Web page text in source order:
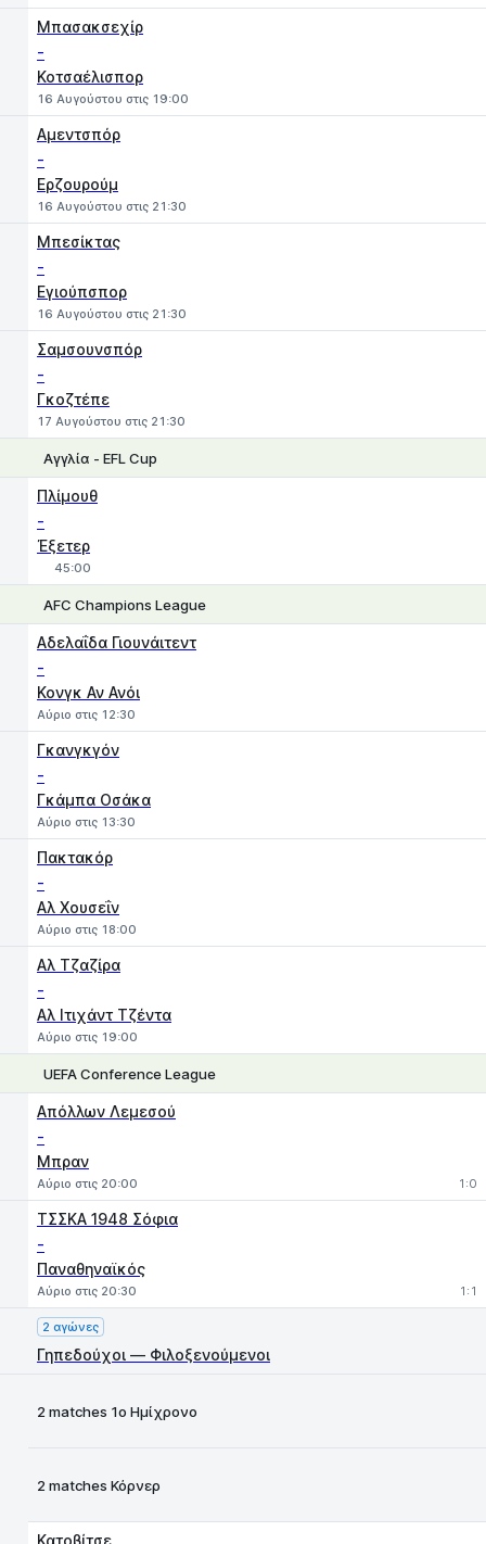
Μπασακσεχίρ
-
Κοτσαέλισπορ
16 Αυγούστου στις 19:00
Αμεντσπόρ
-
Ερζουρούμ
16 Αυγούστου στις 21:30
Μπεσίκτας
-
Εγιούπσπορ
16 Αυγούστου στις 21:30
Σαμσουνσπόρ
-
Γκοζτέπε
17 Αυγούστου στις 21:30
Αγγλία - EFL Cup
Πλίμουθ
-
Έξετερ
45:00
AFC Champions League
Αδελαΐδα Γιουνάιτεντ
-
Κονγκ Αν Ανόι
Αύριο στις 12:30
Γκανγκγόν
-
Γκάμπα Οσάκα
Αύριο στις 13:30
Πακτακόρ
-
Αλ Χουσεΐν
Αύριο στις 18:00
Αλ Τζαζίρα
-
Αλ Ιτιχάντ Τζέντα
Αύριο στις 19:00
UEFA Conference League
Απόλλων Λεμεσού
-
Μπραν
Αύριο στις 20:00 1:0
ΤΣΣΚΑ 1948 Σόφια
-
Παναθηναϊκός
Αύριο στις 20:30 1:1
2 αγώνες
Γηπεδούχοι — Φιλοξενούμενοι
2 matches 1ο Ημίχρονο
2 matches Κόρνερ
Κατοβίτσε